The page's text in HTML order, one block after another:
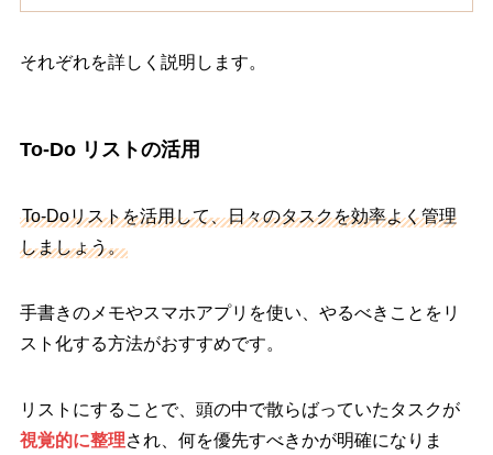
それぞれを詳しく説明します。
To-Do リストの活用
To-Doリストを活用して、日々のタスクを効率よく管理
しましょう。
手書きのメモやスマホアプリを使い、やるべきことをリ
スト化する方法がおすすめです。
リストにすることで、頭の中で散らばっていたタスクが
視覚的に整理され、何を優先すべきかが明確になりま